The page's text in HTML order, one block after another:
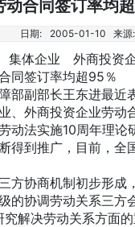
动合同签订率均
日期: 2005-01-10 来源:
外商投资企
均超95％
副部长王东进最近
、外商投资企业劳动
法实施10周年理论
得到推广，目前，全
协商机制初步形成
的协调劳动关系三方
解决劳动关系方面的